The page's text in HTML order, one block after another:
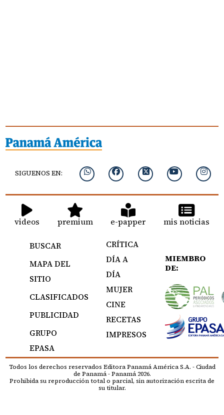
SIGUENOS EN:
videos premium e-papper mis noticias
BUSCAR
MAPA DEL
SITIO
CLASIFICADOS
PUBLICIDAD
GRUPO
EPASA
CRÍTICA
DÍA A
DÍA
MUJER
CINE
RECETAS
IMPRESOS
MIEMBRO
DE:
Todos los derechos reservados Editora Panamá América S.A. - Ciudad
de Panamá - Panamá 2026.
Prohibida su reproducción total o parcial, sin autorización escrita de
su titular.